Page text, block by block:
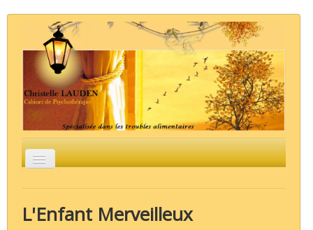
Basculer
la
alimentaires Liens Contact
L'Enfant Merveilleux